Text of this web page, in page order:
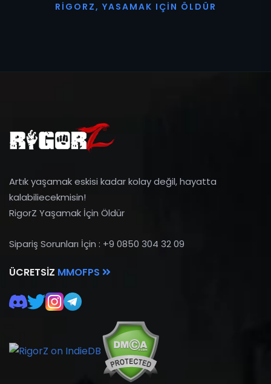
R I G O R Z, YASAMAK I ÇI N Ö L D Ü R
Artık yaşamak eskisi kadar kolay değil, hayatta
kalabiliecekmisin!
RigorZ Yaşamak İçin Öldür
Sipariş Sorunları İçin : +9 0850 304 32 09
ÜCRETSIZ MMOFPS